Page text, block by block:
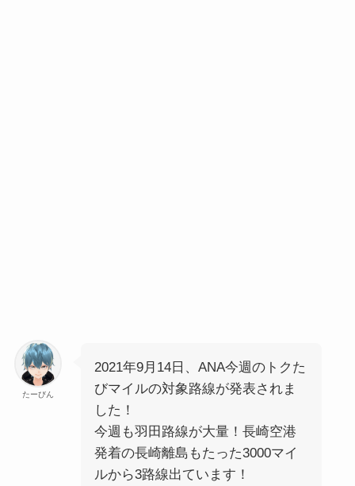
たーびん
2021年9月14日、ANA今週のトクた
びマイルの対象路線が発表されま
した！
今週も羽田路線が大量！長崎空港
発着の長崎離島もたった3000マイ
ルから3路線出ています！